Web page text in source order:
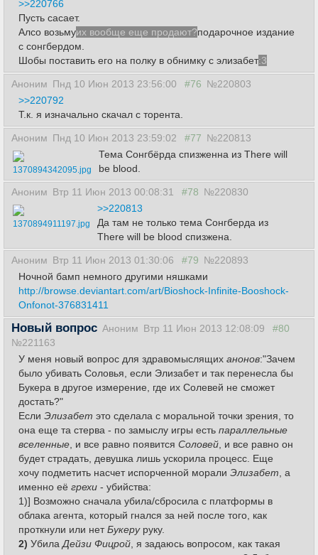
>>220766
Пусть сасает.
Алсо возьмуих вообще еще продают?подарочное издание
с сонгбердом.
Шобы поставить его на полку в обнимку с элизабет:3
Аноним Пнд 10 Июн 2013 23:56:00 #76 №220803
>>220792
Т.к. я изначально скачал с торента.
Аноним Пнд 10 Июн 2013 23:59:02 #77 №220813
1370894342095.jpg
Тема Сонгбёрда спизженна из There will
be blood.
Аноним Втр 11 Июн 2013 00:08:31 #78 №220830
1370894911197.jpg
>>220813
Да там не только тема Сонгберда из
There will be blood спизжена.
Аноним Втр 11 Июн 2013 01:30:06 #79 №220893
Ночной бамп немного другими няшками
http://browse.deviantart.com/art/Bioshock-Infinite-Booshock-
Onfonot-376831411
Новый вопрос Аноним Втр 11 Июн 2013 12:08:09
#80
№221163
У меня новый вопрос для здравомыслящих анонов:"Зачем
было убивать Соловья, если Элизабет и так перенесла бы
Букера в другое измерение, где их Солевей не сможет
достать?"
Если Элизабет это сделала с моральной точки зрения, то
она еще та стерва - по замыслу игры есть параллельные
вселенные , и все равно появится Соловей , и все равно он
будет страдать, девушка лишь ускорила процесс. Еще
хочу подметить насчет испорченной морали Элизабет , а
именно её грехи - убийства:
1)] Возможно сначала убила/сбросила с платформы в
облака агента, который гнался за ней после того, как
проткнули или нетБукеруруку.
2) Убила Дейзи Фицрой , я задаюсь вопросом, как такая